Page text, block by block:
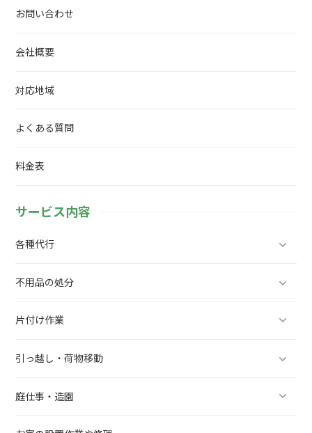
お問い合わせ
会社概要
対応地域
よくある質問
料金表
サービス内容
各種代行
不用品の処分
片付け作業
引っ越し・荷物移動
庭仕事・造園